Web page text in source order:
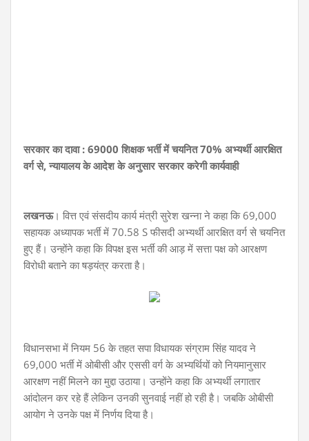
सरकार का दावा : 69000 शिक्षक भर्ती में चयनित 70% अभ्यर्थी आरक्षित
वर्ग से, न्यायालय के आदेश के अनुसार सरकार करेगी कार्यवाही
लखनऊ। वित्त एवं संसदीय कार्य मंत्री सुरेश खन्ना ने कहा कि 69,000
सहायक अध्यापक भर्ती में 70.58 S फीसदी अभ्यर्थी आरक्षित वर्ग से चयनित
हुए हैं। उन्होंने कहा कि विपक्ष इस भर्ती की आड़ में सत्ता पक्ष को आरक्षण
विरोधी बताने का षड़यंत्र करता है।
विधानसभा में नियम 56 के तहत सपा विधायक संग्राम सिंह यादव ने
69,000 भर्ती में ओबीसी और एससी वर्ग के अभ्यर्थियों को नियमानुसार
आरक्षण नहीं मिलने का मुद्दा उठाया। उन्होंने कहा कि अभ्यर्थी लगातार
आंदोलन कर रहे हैं लेकिन उनकी सुनवाई नहीं हो रही है। जबकि ओबीसी
आयोग ने उनके पक्ष में निर्णय दिया है।